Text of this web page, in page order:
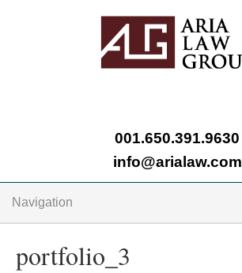
001.650.391.9630
info@arialaw.com
Navigation
portfolio_3